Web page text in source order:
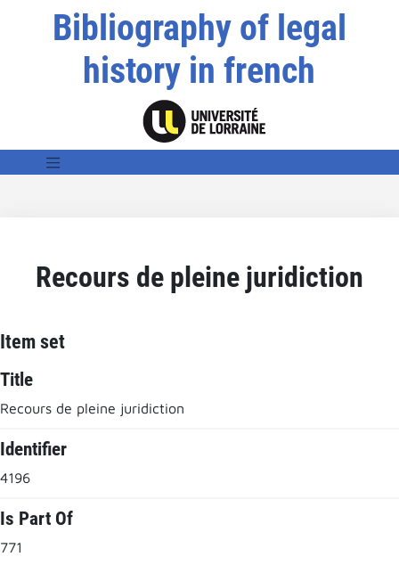
Bibliography of legal
history in french
Recours de pleine juridiction
Item set
Title
Recours de pleine juridiction
Identifier
4196
Is Part Of
771